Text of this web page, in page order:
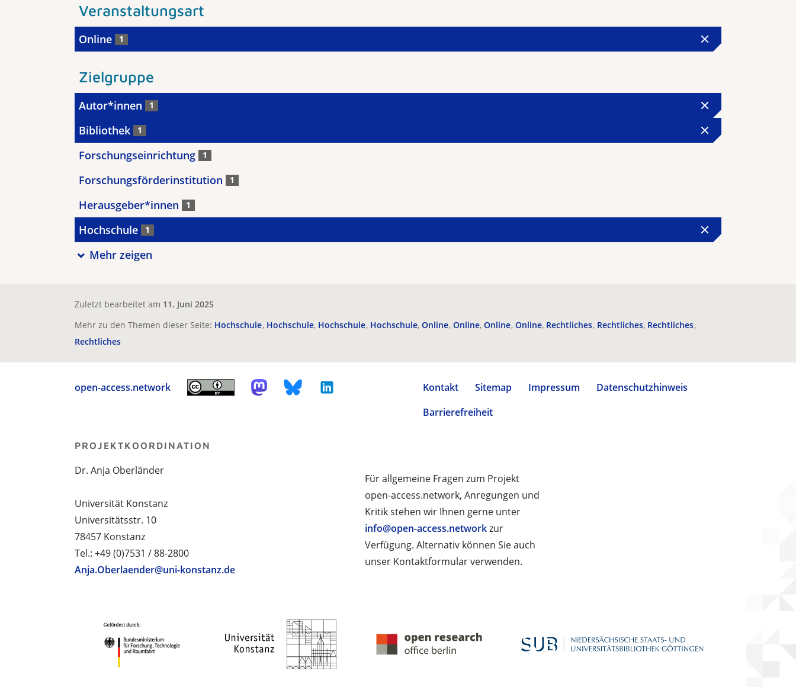
Veranstaltungsart
Online 1
Zielgruppe
Autor*innen 1
Bibliothek 1
Forschungseinrichtung 1
Forschungsförderinstitution 1
Herausgeber*innen 1
Hochschule 1
Mehr zeigen
Zuletzt bearbeitet am 11. Juni 2025
Mehr zu den Themen dieser Seite: Hochschule Hochschule Hochschule Hochschule Online Online Online Online Rechtliches Rechtliches Rechtliches
Rechtliches
open-access.network Kontakt Sitemap Impressum
Datenschutzhinweis
Barrierefreiheit
Für allgemeine Fragen zum Projekt
open-access.network, Anregungen und
Kritik stehen wir Ihnen gerne unter
info@open-access.networkzur
Verfügung. Alternativ können Sie auch
unser Kontaktformular verwenden.
PROJEKTKOORDINATION
Dr. Anja Oberländer
Universität Konstanz
Universitätsstr. 10
78457 Konstanz
Tel.: +49 (0)7531 / 88-2800
Anja.Oberlaender@uni-konstanz.de